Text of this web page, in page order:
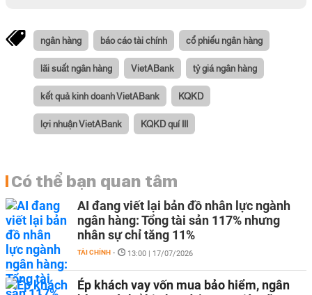
ngân hàng báo cáo tài chính cổ phiếu ngân hàng
lãi suất ngân hàng VietABank tỷ giá ngân hàng
kết quả kinh doanh VietABank KQKD
lợi nhuận VietABank KQKD quí III
Có thể bạn quan tâm
AI đang viết lại bản đồ nhân lực ngành
ngân hàng: Tổng tài sản 117% nhưng
nhân sự chỉ tăng 11%
TÀI CHÍNH - 13:00 | 17/07/2026
Ép khách vay vốn mua bảo hiểm, ngân